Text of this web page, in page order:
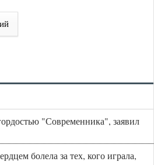
"Современника", заявил
болела за тех, кого играла,